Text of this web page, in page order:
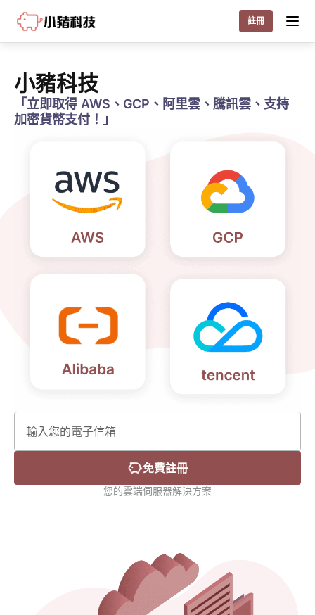
Little Pig 註冊
小豬科技
「立即取得 AWS、GCP、阿里雲、騰訊雲、支持
加密貨幣支付！」
免費註冊
您的雲端伺服器解決方案